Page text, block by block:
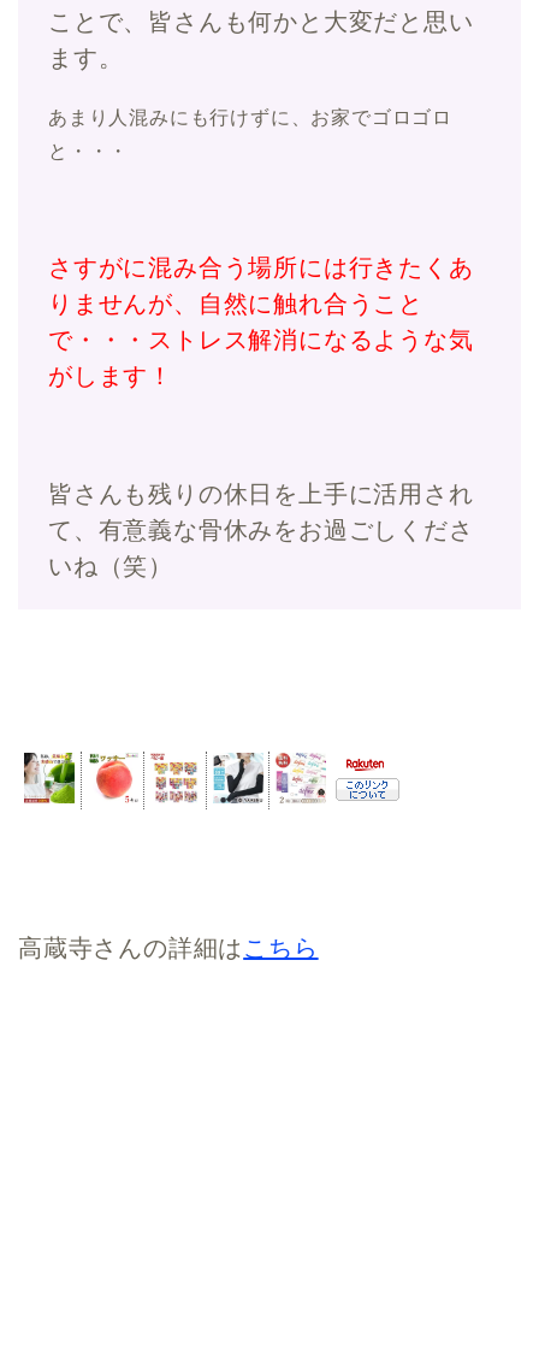
ことで、皆さんも何かと大変だと思い
ます。
あまり人混みにも行けずに、お家でゴロゴロ
と・・・
さすがに混み合う場所には行きたくあ
りませんが、自然に触れ合うこと
で・・・ストレス解消になるような気
がします！
皆さんも残りの休日を上手に活用され
て、有意義な骨休みをお過ごしくださ
いね（笑）
高蔵寺さんの詳細は こちら